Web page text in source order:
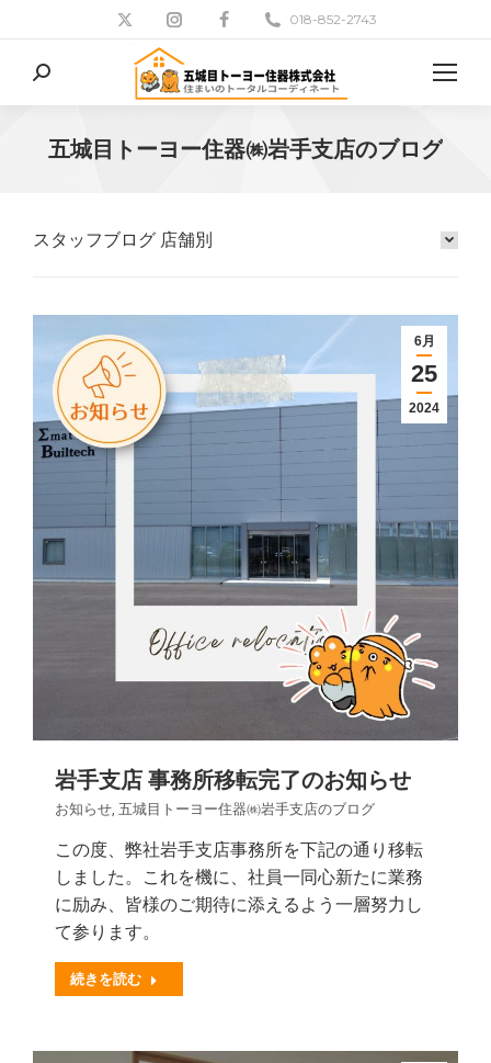
018-852-2743
検
索:
五城目トーヨー住器㈱岩手支店のブログ
スタッフブログ 店舗別
6月
25
2024
岩手支店 事務所移転完了のお知らせ
お知らせ, 五城目トーヨー住器㈱岩手支店のブログ
この度、弊社岩手支店事務所を下記の通り移転
しました。これを機に、社員一同心新たに業務
に励み、皆様のご期待に添えるよう一層努力し
て参ります。
続きを読む